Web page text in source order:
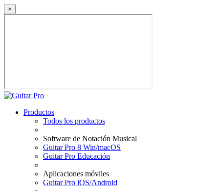
×
Productos
Todos los productos
Software de Notación Musical
Guitar Pro 8 Win/macOS
Guitar Pro Educación
Aplicaciones móviles
Guitar Pro iOS/Android